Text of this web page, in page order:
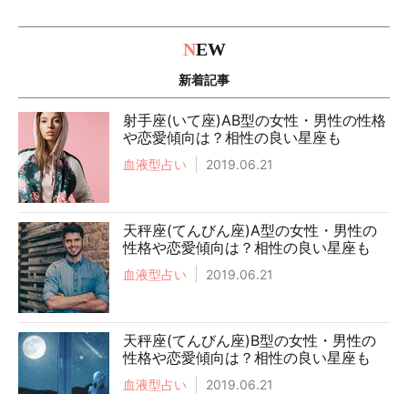
NEW
新着記事
射手座(いて座)AB型の女性・男性の性格
や恋愛傾向は？相性の良い星座も
血液型占い 2019.06.21
天秤座(てんびん座)A型の女性・男性の
性格や恋愛傾向は？相性の良い星座も
血液型占い 2019.06.21
天秤座(てんびん座)B型の女性・男性の
性格や恋愛傾向は？相性の良い星座も
血液型占い 2019.06.21